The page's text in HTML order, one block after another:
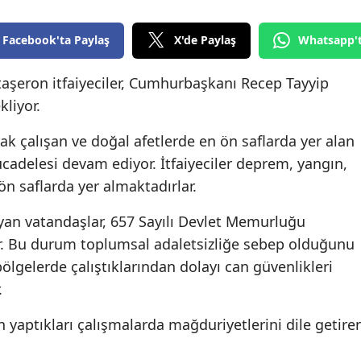
Edirne
Elazığ
Erzincan
Eskişehir
Gaziantep
Giresun
Gümüşhane
Hatay
Facebook'ta Paylaş X'de Paylaş
itfaiyeciler, Cumhurbaşkanı Recep Tayyip
çalışan ve doğal afetlerde en ön saflarda yer alan
devam ediyor. İtfaiyeciler deprem, yangın,
saflarda yer almaktadırlar.
vatandaşlar, 657 Sayılı Devlet Memurluğu
Bu durum toplumsal adaletsizliğe sebep olduğunu
çalıştıklarından dolayı can güvenlikleri
yaptıkları çalışmalarda mağduriyetlerini dile